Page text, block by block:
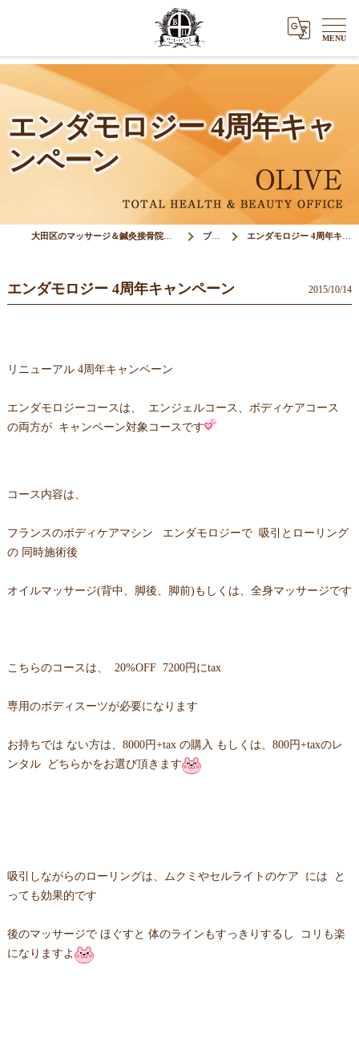
エンダモロジー 4周年キャ
ンペーン
大田区のマッサージ＆鍼灸接骨院オリーブ(Olive) ブログ エンダモロジー 4周年キャンペーン
エンダモロジー 4周年キャンペーン 2015/10/14
リニューアル 4周年キャンペーン
エンダモロジーコースは、 エンジェルコース、ボディケアコース
の両方が キャンペーン対象コースです
コース内容は、
フランスのボディケアマシン エンダモロジーで 吸引とローリング
の 同時施術後
オイルマッサージ(背中、脚後、脚前)もしくは、全身マッサージです
こちらのコースは、 20%OFF 7200円にtax
専用のボディスーツが必要になります
お持ちでは ない方は、8000円+tax の購入 もしくは、800円+taxのレ
ンタル どちらかをお選び頂きます
吸引しながらのローリングは、ムクミやセルライトのケア には と
っても効果的です
後のマッサージで ほぐすと 体のラインもすっきりするし コリも楽
になりますよ